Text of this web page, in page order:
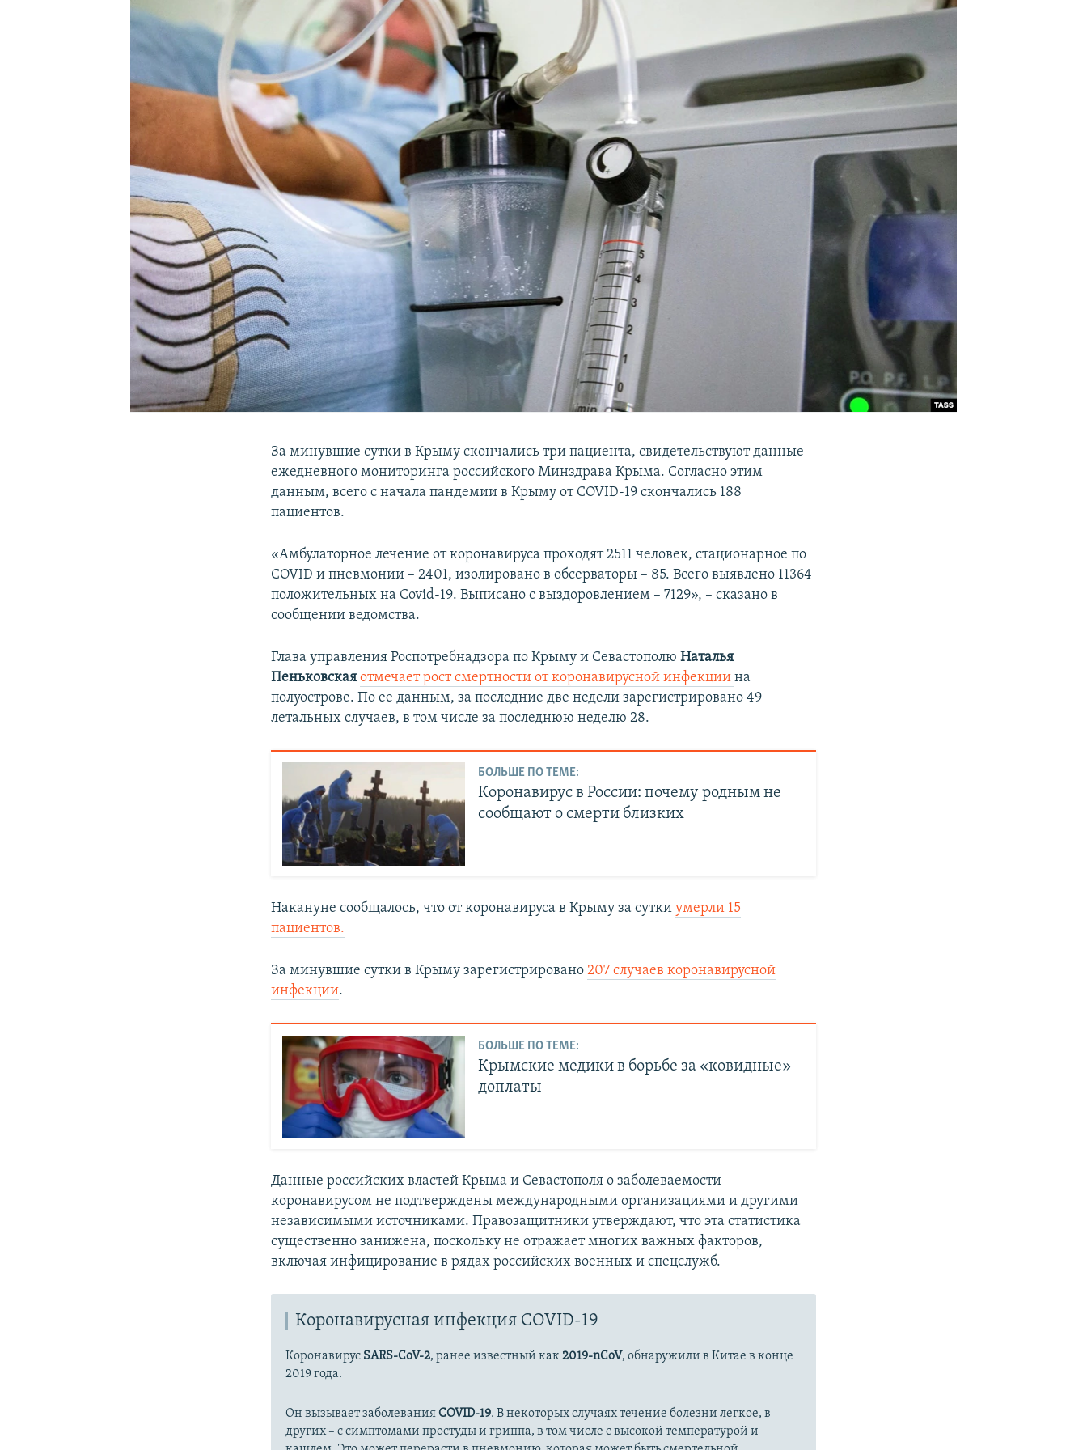
УКРАИНСКАЯ ПРОБЛЕМА КРЫМА
За минувшие сутки в Крыму скончались три пациента, свидетельствуют данные
ежедневного мониторинга российского Минздрава Крыма. Согласно этим
данным, всего с начала пандемии в Крыму от COVID-19 скончались 188
пациентов.
«Амбулаторное лечение от коронавируса проходят 2511 человек, стационарное по
COVID и пневмонии – 2401, изолировано в обсерваторы – 85. Всего выявлено 11364
положительных на Covid-19. Выписано с выздоровлением – 7129», – сказано в
сообщении ведомства.
Глава управления Роспотребнадзора по Крыму и СевастополюНаталья
Пеньковскаяотмечает рост смертности от коронавирусной инфекциина
полуострове. По ее данным, за последние две недели зарегистрировано 49
летальных случаев, в том числе за последнюю неделю 28.
БОЛЬШЕ ПО ТЕМЕ:
Коронавирус в России: почему родным не
сообщают о смерти близких
Накануне сообщалось, что от коронавируса в Крыму за суткиумерли 15
пациентов.
За минувшие сутки в Крыму зарегистрировано207 случаев коронавирусной
инфекции.
БОЛЬШЕ ПО ТЕМЕ:
Крымские медики в борьбе за «ковидные»
доплаты
Данные российских властей Крыма и Севастополя о заболеваемости
коронавирусом не подтверждены международными организациями и другими
независимыми источниками. Правозащитники утверждают, что эта статистика
существенно занижена, поскольку не отражает многих важных факторов,
включая инфицирование в рядах российских военных и спецслужб.
Коронавирусная инфекция COVID-19
Коронавирус SARS-CoV-2, ранее известный как2019-nCoV, обнаружили в Китае в конце
2019 года.
Он вызывает заболеванияCOVID-19. В некоторых случаях течение болезни легкое, в
других – с симптомами простуды и гриппа, в том числе с высокой температурой и